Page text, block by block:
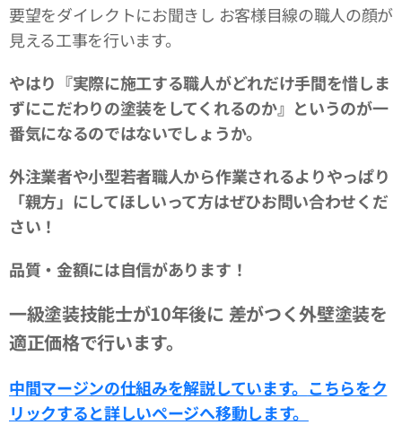
要望をダイレクトにお聞きし お客様目線の職人の顔が
見える工事を行います。
やはり『実際に施工する職人がどれだけ手間を惜しま
ずにこだわりの塗装をしてくれるのか』というのが一
番気になるのではないでしょうか。
外注業者や小型若者職人から作業されるよりやっぱり
「親方」にしてほしいって方はぜひお問い合わせくだ
さい！
品質・金額には自信があります！
一級塗装技能士が10年後に 差がつく外壁塗装を
適正価格で行います。
中間マージンの仕組みを解説しています。 こちらをク
リックすると詳しいページへ移動します。